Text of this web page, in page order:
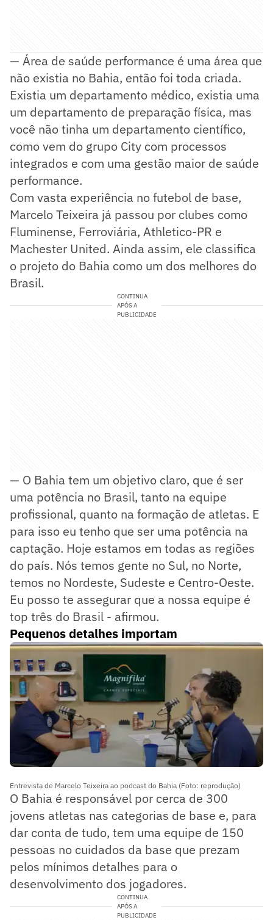
— Área de saúde performance é uma área que
não existia no Bahia, então foi toda criada.
Existia um departamento médico, existia uma
um departamento de preparação física, mas
você não tinha um departamento científico,
como vem do grupo City com processos
integrados e com uma gestão maior de saúde
performance.
Com vasta experiência no futebol de base,
Marcelo Teixeira já passou por clubes como
Fluminense, Ferroviária, Athletico-PR e
Machester United. Ainda assim, ele classifica
o projeto do Bahia como um dos melhores do
Brasil.
CONTINUA
APÓS A
PUBLICIDADE
— O Bahia tem um objetivo claro, que é ser
uma potência no Brasil, tanto na equipe
profissional, quanto na formação de atletas. E
para isso eu tenho que ser uma potência na
captação. Hoje estamos em todas as regiões
do país. Nós temos gente no Sul, no Norte,
temos no Nordeste, Sudeste e Centro-Oeste.
Eu posso te assegurar que a nossa equipe é
top três do Brasil - afirmou.
Pequenos detalhes importam
Entrevista de Marcelo Teixeira ao podcast do Bahia (Foto: reprodução)
O Bahia é responsável por cerca de 300
jovens atletas nas categorias de base e, para
dar conta de tudo, tem uma equipe de 150
pessoas no cuidados da base que prezam
pelos mínimos detalhes para o
desenvolvimento dos jogadores.
CONTINUA
APÓS A
PUBLICIDADE